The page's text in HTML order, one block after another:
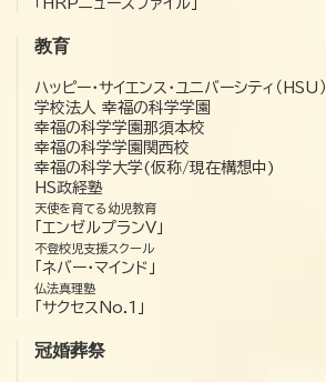
「HRPニュースファイル」
教育
ハッピー・サイエンス・ユニバーシティ（HSU）
学校法人 幸福の科学学園
幸福の科学学園那須本校
幸福の科学学園関西校
幸福の科学大学(仮称/現在構想中)
HS政経塾
天使を育てる幼児教育
「エンゼルプランV」
不登校児支援スクール
「ネバー・マインド」
仏法真理塾
「サクセスNo.1」
冠婚葬祭